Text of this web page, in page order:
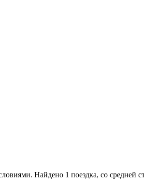
Найдено 1 поездка, со средней